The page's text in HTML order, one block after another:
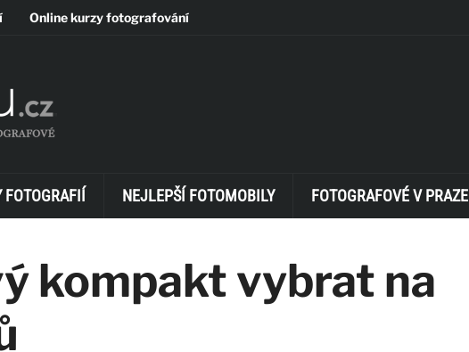
Online kurzy fotografování
FOTOGRAFIÍ NEJLEPŠÍ FOTOMOBILY FOTOGRAFOVÉ V PRAZE
kompakt vybrat na